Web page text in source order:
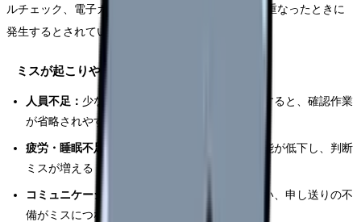
ルチェック、電子カルテのアラート等）に「穴」が重なったときに
発生するとされています。
ミスが起こりやすい環境要因
人員不足： 少ないスタッフで多くの患者を担当すると、確認作業
が省略されやすい
疲労・睡眠不足：
夜勤や長時間勤務後は認知機能が低下し、判断
ミスが増える
コミュニケーション不足：
口頭指示の聞き間違い、申し送りの不
備がミスにつながる